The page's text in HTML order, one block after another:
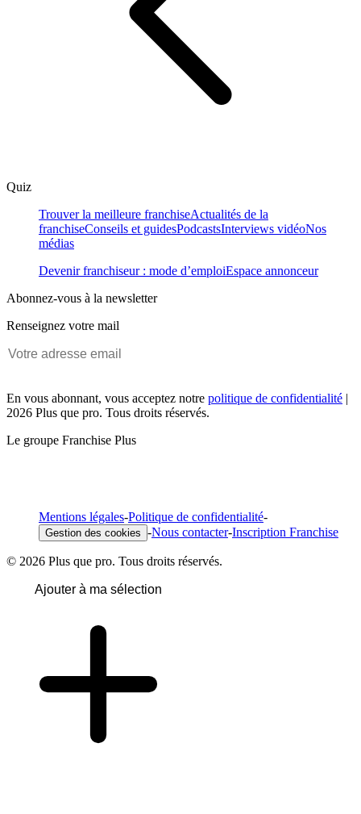
Quiz
Trouver la meilleure franchiseActualités de la
franchiseConseils et guidesPodcastsInterviews vidéoNos
médias
Devenir franchiseur : mode d’emploiEspace annonceur
Abonnez-vous à la newsletter
Renseignez votre mail
En vous abonnant, vous acceptez notre politique de confidentialité |
2026 Plus que pro. Tous droits réservés.
Le groupe Franchise Plus
Mentions légales-Politique de confidentialité-
Gestion des cookies -Nous contacter-Inscription Franchise
© 2026 Plus que pro. Tous droits réservés.
Ajouter à ma sélection